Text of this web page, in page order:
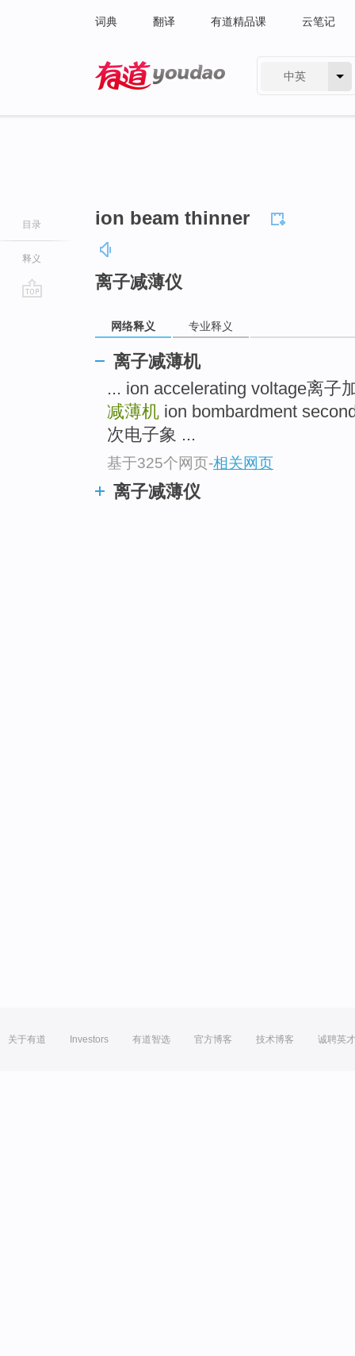
词典 翻译 有道精品课 云笔记
中英
目录
释义
ion beam thinner
离子减薄仪
网络释义 专业释义
离子减薄机
... ion accelerating voltage离子
减薄机 ion bombardment
次电子象 ...
基于325个网页-相关网页
离子减薄仪
关于有道 Investors 有道智选 官方博客 技术博客 诚聘英才